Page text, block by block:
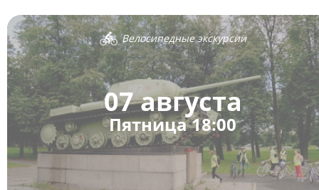
Велосипедные экскурсии
07 августа
Пятница 18:00